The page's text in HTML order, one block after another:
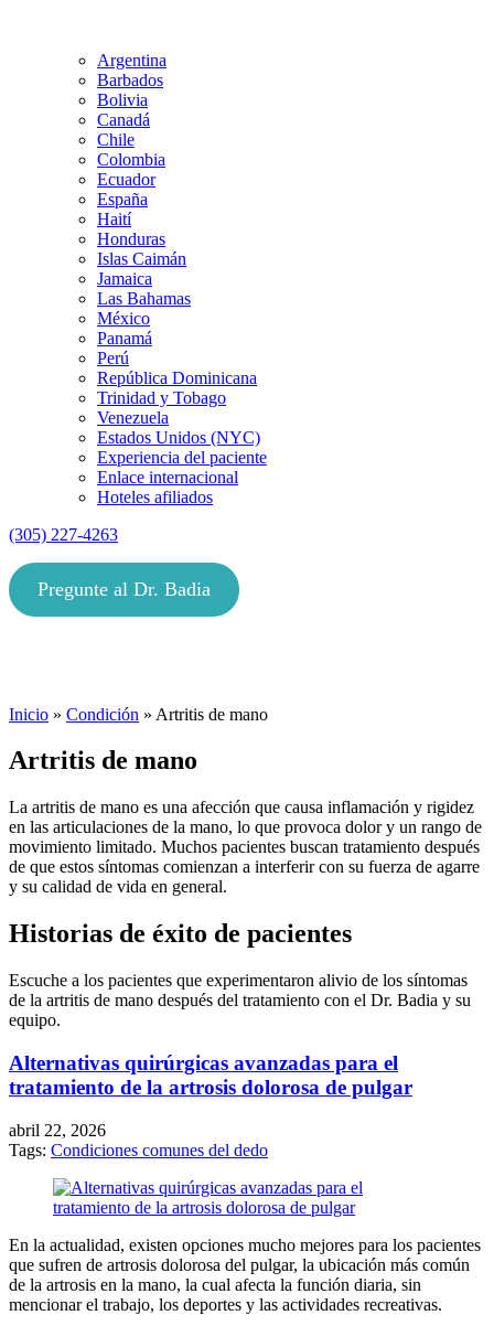
Argentina
Barbados
Bolivia
Canadá
Chile
Colombia
Ecuador
España
Haití
Honduras
Islas Caimán
Jamaica
Las Bahamas
México
Panamá
Perú
República Dominicana
Trinidad y Tobago
Venezuela
Estados Unidos (NYC)
Experiencia del paciente
Enlace internacional
Hoteles afiliados
(305) 227-4263
Pregunte al Dr. Badia
Inicio » Condición » Artritis de mano
Artritis de mano
La artritis de mano es una afección que causa inflamación y rigidez
en las articulaciones de la mano, lo que provoca dolor y un rango de
movimiento limitado. Muchos pacientes buscan tratamiento después
de que estos síntomas comienzan a interferir con su fuerza de agarre
y su calidad de vida en general.
Historias de éxito de pacientes
Escuche a los pacientes que experimentaron alivio de los síntomas
de la artritis de mano después del tratamiento con el Dr. Badia y su
equipo.
Alternativas quirúrgicas avanzadas para el
tratamiento de la artrosis dolorosa de pulgar
abril 22, 2026
Tags: Condiciones comunes del dedo
En la actualidad, existen opciones mucho mejores para los pacientes
que sufren de artrosis dolorosa del pulgar, la ubicación más común
de la artrosis en la mano, la cual afecta la función diaria, sin
mencionar el trabajo, los deportes y las actividades recreativas.